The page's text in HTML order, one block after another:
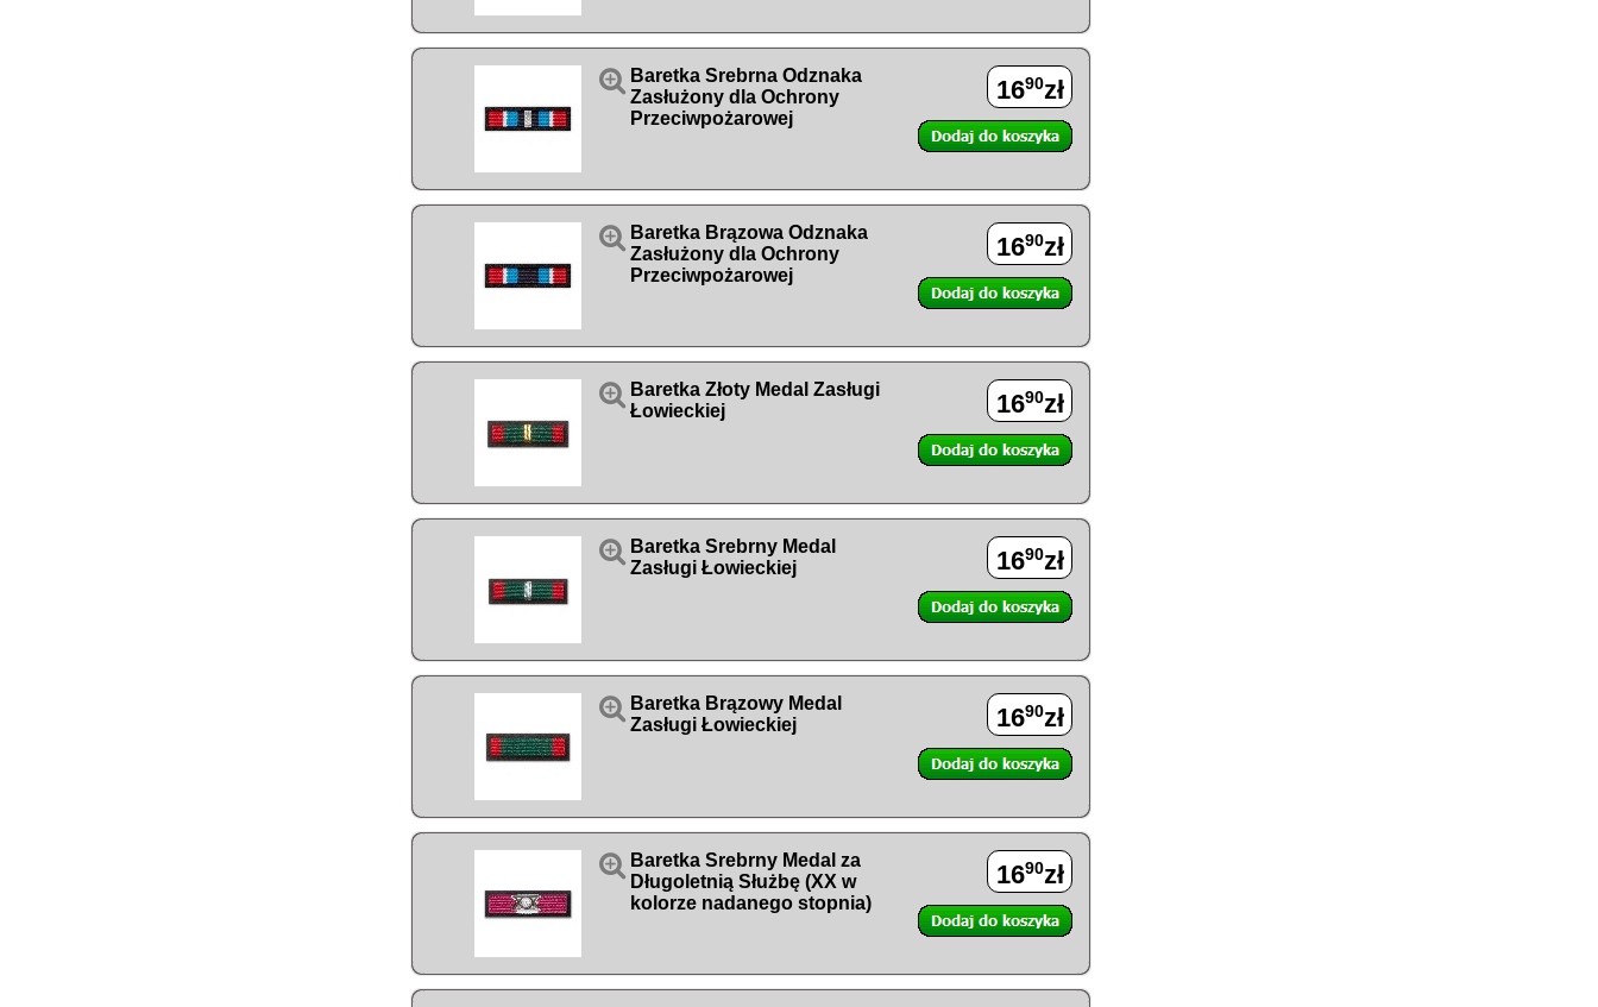
 Baretka Srebrna Odznaka
Zasłużony dla Ochrony
Przeciwpożarowej
1690zł
 Baretka Brązowa Odznaka
Zasłużony dla Ochrony
Przeciwpożarowej
1690zł
 Baretka Złoty Medal Zasługi
Łowieckiej
1690zł
 Baretka Srebrny Medal
Zasługi Łowieckiej
1690zł
 Baretka Brązowy Medal
Zasługi Łowieckiej
1690zł
 Baretka Srebrny Medal za
Długoletnią Służbę (XX w
kolorze nadanego stopnia)
1690zł